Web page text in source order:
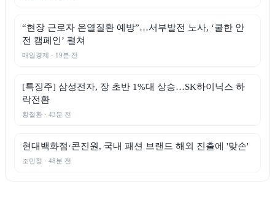
“현장 근로자 온열질환 예방”…서부발전 노사, ‘쿨한 안
전 캠페인’ 펼쳐
매일경제 · 19분 전
[특징주] 삼성전자, 장 초반 1%대 상승…SK하이닉스 하
락전환
황철환 · 43분 전
현대백화점·콘진원, 국내 패션 브랜드 해외 진출에 '맞손'
조민정 · 48분 전